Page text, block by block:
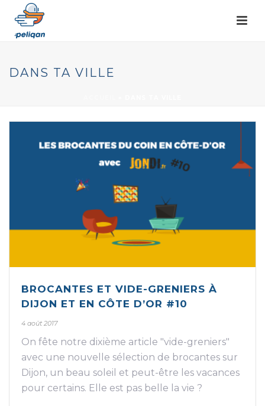
DANS TA VILLE
BROCANTES ET VIDE-GRENIERS À
DIJON ET EN CÔTE D’OR #10
4 août 2017
On fête notre dixième article "vide-greniers"
avec une nouvelle sélection de brocantes sur
Dijon, un beau soleil et peut-être les vacances
pour certains. Elle est pas belle la vie ?